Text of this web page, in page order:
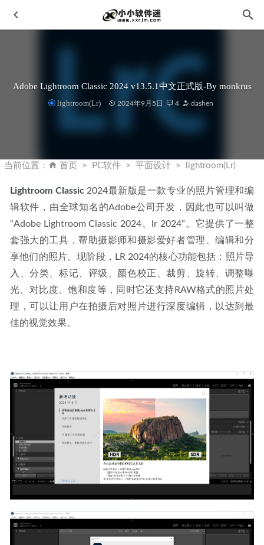
Adobe Lightroom Classic 2024 v13.5.1中文正式版-By monkrus
lightroom(Lr) 2024年9月5日 4 dashen
当前位置： 首页 PC软件 平面设计 lightroom(Lr)
Lightroom Classic 2024最新版是一款专业的照片管理和编
辑软件，由全球知名的Adobe公司开发，因此也可以叫做
“Adobe Lightroom Classic 2024、lr 2024”。它提供了一整
套强大的工具，帮助摄影师和摄影爱好者管理、编辑和分
享他们的照片。现阶段，LR 2024的核心功能包括：照片导
入、分类、标记、评级、颜色校正、裁剪、旋转、调整曝
光、对比度、饱和度等，同时它还支持RAW格式的照片处
理，可以让用户在拍摄后对照片进行深度编辑，以达到最
佳的视觉效果。
CAD2016 32位/64位简体中文版下载地址和安装教程 2019-
皮肤美化润饰滤镜-Imagenomic Portraiture 4.1.0 for
PS/LR4103中文汉化版 2023-05-01
Franzis ANALOG Professional 4.33.03822中文汉化版-PS胶片
模拟滤镜 2023-02-28
浩辰CAD2027中文专业版-国产CAD制图软件 2026-06-04